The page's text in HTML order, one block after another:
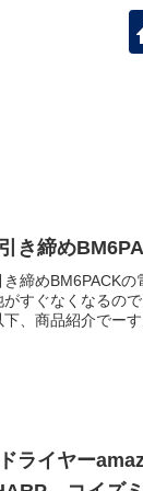
き締め
き締めBM6PACK
がすぐなくなるの
下、商品紹介でー
ライヤー